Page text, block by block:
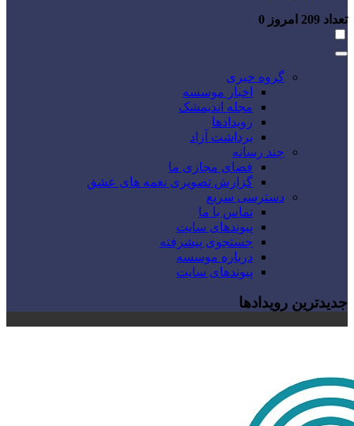
تعداد امروز 0
گروه خبری
اخبار موسسه
مجله اندیمشک
رویدادها
برداشت آزاد
چند رسانه
فضای مجازی ما
گزارش تصویری نغمه های عشق
دسترسی سریع
تماس با ما
پیوندهای سایت
جستجوی پیشرفته
درباره موسسه
پیوندهای سایت
جدیدترین رویدادها